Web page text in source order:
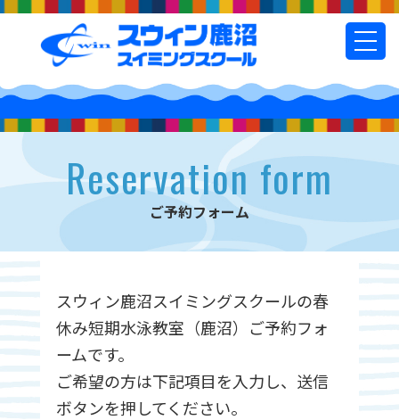
t
o
g
l
e
Reservation form
ご予約フォーム
スウィン鹿沼スイミングスクールの春
休み短期水泳教室（鹿沼）ご予約フォ
ームです。
ご希望の方は下記項目を入力し、送信
ボタンを押してください。